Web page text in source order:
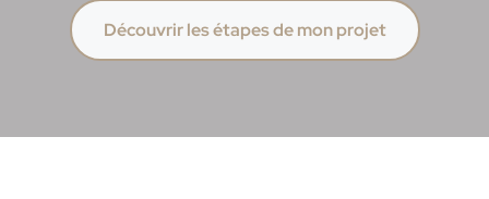
Découvrir les étapes de mon projet